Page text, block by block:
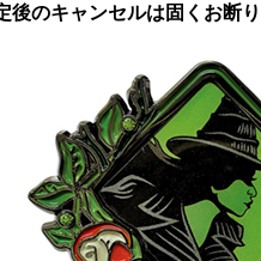
後のキャンセルは固くお断